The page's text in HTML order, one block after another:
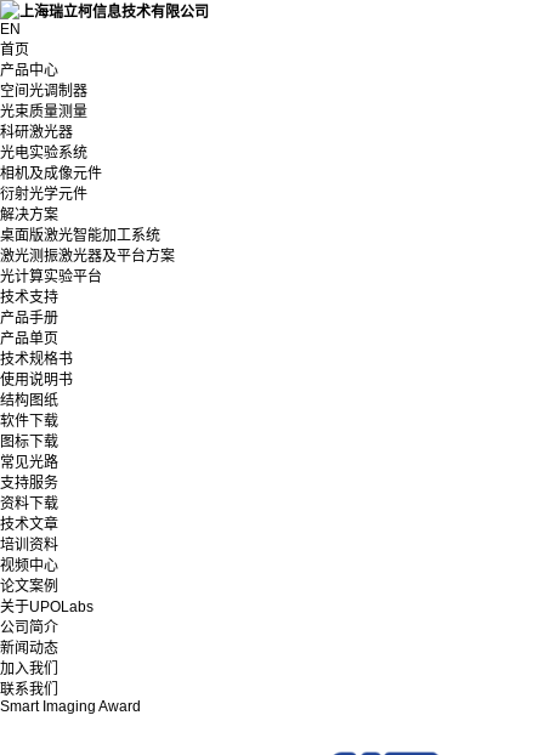
EN
首页
产品中心
空间光调制器
光束质量测量
科研激光器
光电实验系统
相机及成像元件
衍射光学元件
解决方案
桌面版激光智能加工系统
激光测振激光器及平台方案
光计算实验平台
技术支持
产品手册
产品单页
技术规格书
使用说明书
结构图纸
软件下载
图标下载
常见光路
支持服务
资料下载
技术文章
培训资料
视频中心
论文案例
关于UPOLabs
公司简介
新闻动态
加入我们
联系我们
Smart Imaging Award